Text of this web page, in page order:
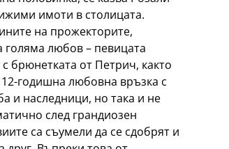
имоти в столицата.
на прожекторите,
голяма любов – певицата
брюнетката от Петрич, както
годишна любовна връзка с
и наследници, но така и не
след грандиозен
са съумели да се сдобрят и